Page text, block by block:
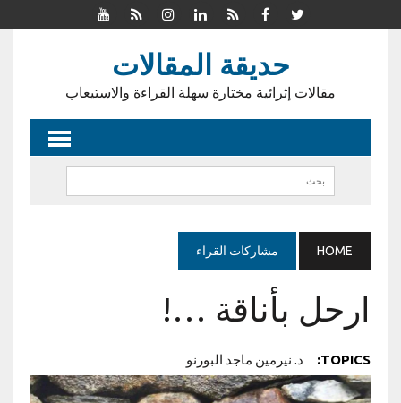
حديقة المقالات
مقالات إثرائية مختارة سهلة القراءة والاستيعاب
HOME مشاركات القراء
ارحل بأناقة …!
TOPICS: د. نيرمين ماجد البورنو